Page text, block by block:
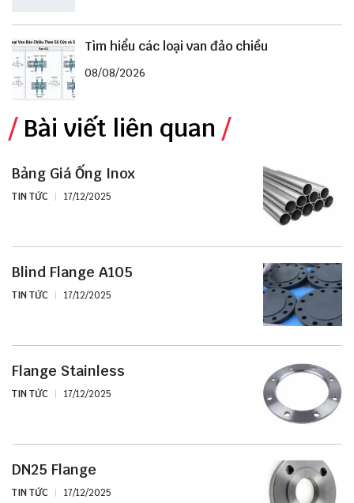
Tìm hiểu các loại van đảo chiều
08/08/2026
Bài viết liên quan
Bảng Giá Ống Inox
TIN TỨC 17/12/2025
Blind Flange A105
TIN TỨC 17/12/2025
Flange Stainless
TIN TỨC 17/12/2025
DN25 Flange
TIN TỨC 17/12/2025